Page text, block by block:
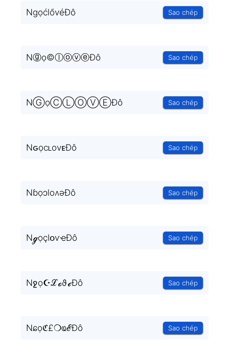
NgọćlővéĐô Sao chép
Nⓖọ©ⓛⓞⓥⓔĐô Sao chép
NⒼọⒸⓁⓄⓋⒺĐô Sao chép
NԍọcʟovᴇĐô Sao chép
NɓọɔloʌǝĐô Sao chép
NℊọçӀօѵҽĐô Sao chép
Nջọ☪ℒℴϑℯĐô Sao chép
Nɕọℭ£❍ҩℰĐô Sao chép